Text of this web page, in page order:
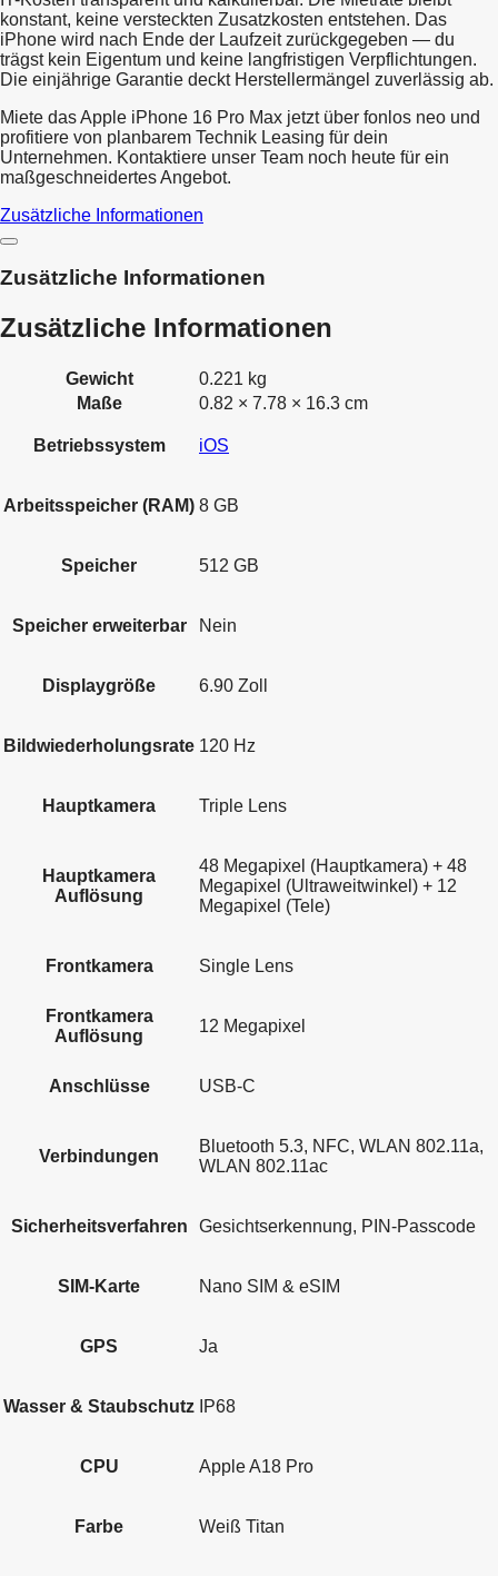
konstant, keine versteckten Zusatzkosten entstehen. Das
iPhone wird nach Ende der Laufzeit zurückgegeben — du
trägst kein Eigentum und keine langfristigen Verpflichtungen.
Die einjährige Garantie deckt Herstellermängel zuverlässig ab.
Miete das Apple iPhone 16 Pro Max jetzt über fonlos neo und
profitiere von planbarem Technik Leasing für dein
Unternehmen. Kontaktiere unser Team noch heute für ein
maßgeschneidertes Angebot.
Zusätzliche Informationen
Zusätzliche Informationen
Zusätzliche Informationen
Gewicht
0.221 kg
Maße
0.82 × 7.78 × 16.3 cm
Betriebssystem iOS
Arbeitsspeicher (RAM) 8 GB
Speicher 512 GB
Speicher erweiterbar Nein
Displaygröße 6.90 Zoll
Bildwiederholungsrate 120 Hz
Hauptkamera Triple Lens
Hauptkamera
Auflösung
48 Megapixel (Hauptkamera) + 48
Megapixel (Ultraweitwinkel) + 12
Megapixel (Tele)
Frontkamera Single Lens
Frontkamera
Auflösung
12 Megapixel
Anschlüsse USB-C
Verbindungen
Bluetooth 5.3, NFC, WLAN 802.11a,
WLAN 802.11ac
Sicherheitsverfahren Gesichtserkennung, PIN-Passcode
SIM-Karte Nano SIM & eSIM
GPS Ja
Wasser & Staubschutz IP68
CPU Apple A18 Pro
Farbe Weiß Titan